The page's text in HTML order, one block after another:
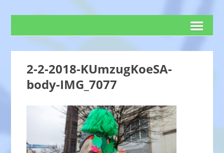
2-2-2018-KUmzugKoeSA-
body-IMG_7077